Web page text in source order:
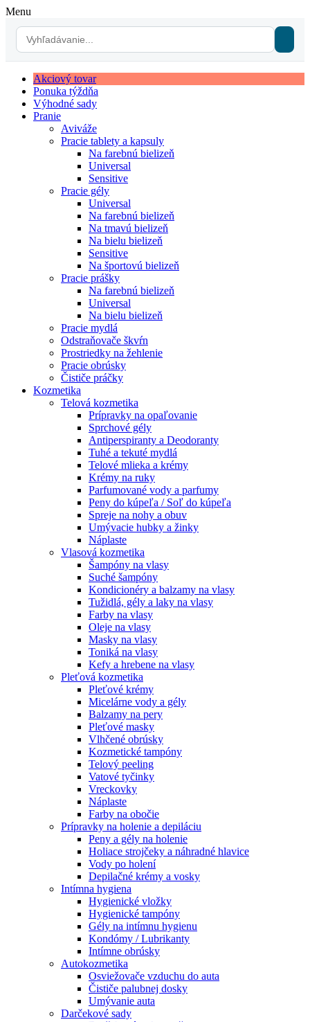
Menu
Akciový tovar
Ponuka týždňa
Výhodné sady
Pranie
Aviváže
Pracie tablety a kapsuly
Na farebnú bielizeň
Universal
Sensitive
Pracie gély
Universal
Na farebnú bielizeň
Na tmavú bielizeň
Na bielu bielizeň
Sensitive
Na športovú bielizeň
Pracie prášky
Na farebnú bielizeň
Universal
Na bielu bielizeň
Pracie mydlá
Odstraňovače škvŕn
Prostriedky na žehlenie
Pracie obrúsky
Čističe práčky
Kozmetika
Telová kozmetika
Prípravky na opaľovanie
Sprchové gély
Antiperspiranty a Deodoranty
Tuhé a tekuté mydlá
Telové mlieka a krémy
Krémy na ruky
Parfumované vody a parfumy
Peny do kúpeľa / Soľ do kúpeľa
Spreje na nohy a obuv
Umývacie hubky a žinky
Náplaste
Vlasová kozmetika
Šampóny na vlasy
Suché šampóny
Kondicionéry a balzamy na vlasy
Tužidlá, gély a laky na vlasy
Farby na vlasy
Oleje na vlasy
Masky na vlasy
Toniká na vlasy
Kefy a hrebene na vlasy
Pleťová kozmetika
Pleťové krémy
Micelárne vody a gély
Balzamy na pery
Pleťové masky
Vlhčené obrúsky
Kozmetické tampóny
Telový peeling
Vatové tyčinky
Vreckovky
Náplaste
Farby na obočie
Prípravky na holenie a depiláciu
Peny a gély na holenie
Holiace strojčeky a náhradné hlavice
Vody po holení
Depilačné krémy a vosky
Intímna hygiena
Hygienické vložky
Hygienické tampóny
Gély na intímnu hygienu
Kondómy / Lubrikanty
Intímne obrúsky
Autokozmetika
Osviežovače vzduchu do auta
Čističe palubnej dosky
Umývanie auta
Darčekové sady